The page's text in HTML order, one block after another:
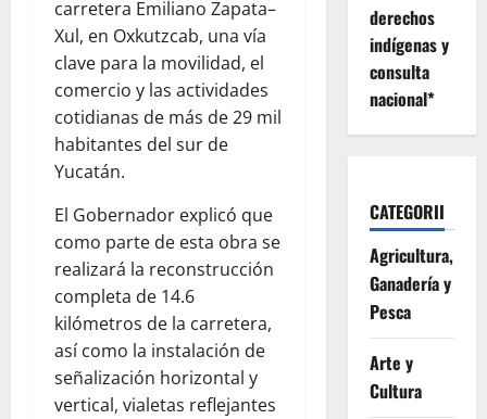
carretera Emiliano Zapata–
Xul, en Oxkutzcab, una vía
clave para la movilidad, el
comercio y las actividades
cotidianas de más de 29 mil
habitantes del sur de
Yucatán.
El Gobernador explicó que
como parte de esta obra se
realizará la reconstrucción
completa de 14.6
kilómetros de la carretera,
así como la instalación de
señalización horizontal y
vertical, vialetas reflejantes
derechos
indígenas y
consulta
nacional*
CATEGORII
Agricultura,
Ganadería y
Pesca
Arte y
Cultura